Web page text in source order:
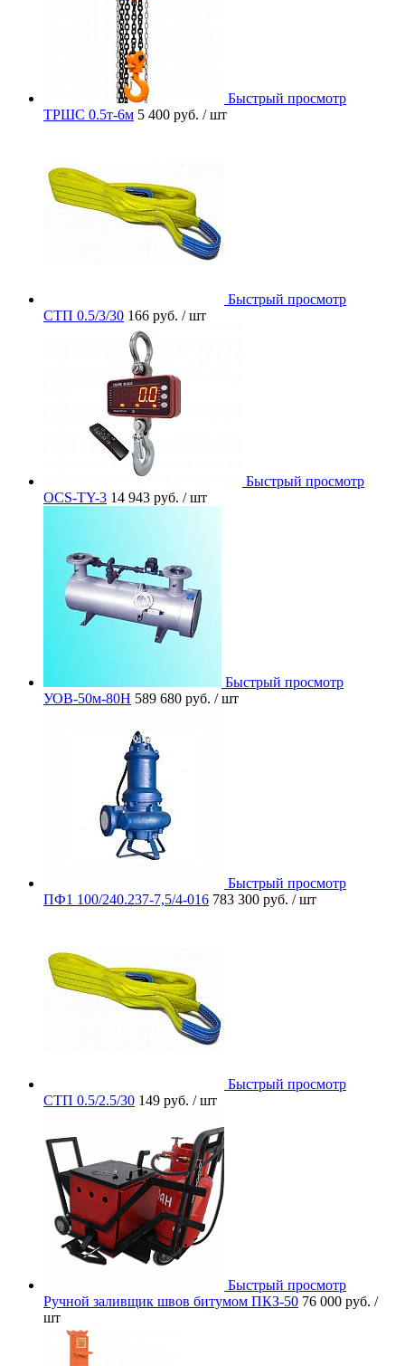
Быстрый просмотр
ТРШС 0.5т-6м 5 400 руб. / шт
Быстрый просмотр
СТП 0.5/3/30 166 руб. / шт
Быстрый просмотр
OCS-TY-3 14 943 руб. / шт
Быстрый просмотр
УОВ-50м-80Н 589 680 руб. / шт
Быстрый просмотр
ПФ1 100/240.237-7,5/4-016 783 300 руб. / шт
Быстрый просмотр
СТП 0.5/2.5/30 149 руб. / шт
Быстрый просмотр
Ручной заливщик швов битумом ПКЗ-50 76 000 руб. /
шт